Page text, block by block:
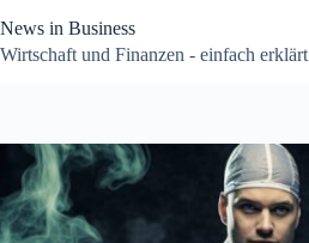
Inhalt
springen
News in Business
Wirtschaft und Finanzen - einfach erklärt